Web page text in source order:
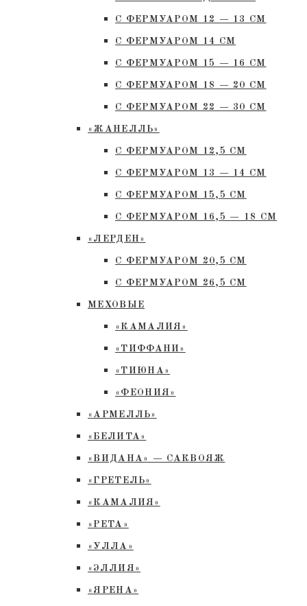
С ФЕРМУАРОМ 12 — 13 СМ
С ФЕРМУАРОМ 14 СМ
С ФЕРМУАРОМ 15 — 16 СМ
C ФЕРМУАРОМ 18 — 20 СМ
С ФЕРМУАРОМ 22 — 30 СМ
«ЖАНЕЛЛЬ»
С ФЕРМУАРОМ 12,5 СМ
С ФЕРМУАРОМ 13 — 14 СМ
С ФЕРМУАРОМ 15,5 СМ
С ФЕРМУАРОМ 16,5 — 18 СМ
«ЛЕРДЕН»
С ФЕРМУАРОМ 20,5 СМ
С ФЕРМУАРОМ 26,5 СМ
МЕХОВЫЕ
«КАМАЛИЯ»
«ТИФФАНИ»
«ТИЮНА»
«ФЕОНИЯ»
«АРМЕЛЛЬ»
«БЕЛИТА»
«ВИДАНА» — САКВОЯЖ
«ГРЕТЕЛЬ»
«КАМАЛИЯ»
«РЕТА»
«УЛЛА»
«ЭЛЛИЯ»
«ЯРЕНА»